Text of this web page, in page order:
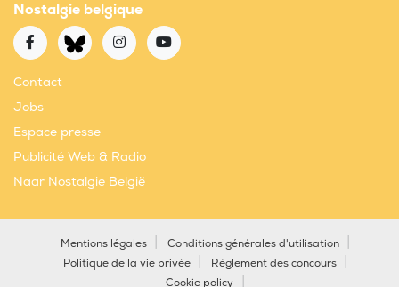
Nostalgie belgique
Contact
Jobs
Espace presse
Publicité Web & Radio
Naar Nostalgie België
Mentions légales
Conditions générales d'utilisation
Politique de la vie privée
Règlement des concours
Cookie policy